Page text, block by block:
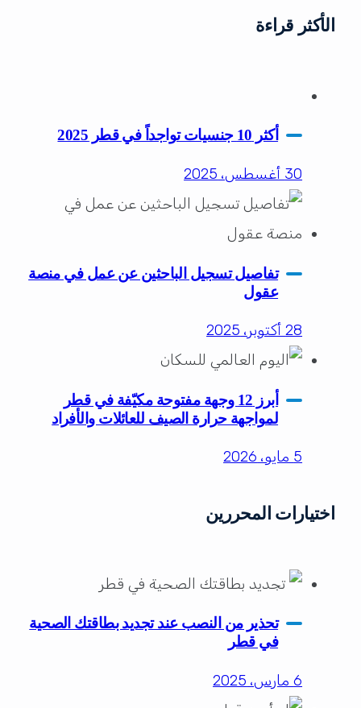
الأكثر قراءة
أكثر 10 جنسيات تواجداً في قطر 2025
30 أغسطس، 2025
تفاصيل تسجيل الباحثين عن عمل في منصة
عقول
28 أكتوبر، 2025
أبرز 12 وجهة مفتوحة مكيّفة في قطر
لمواجهة حرارة الصيف للعائلات والأفراد
5 مايو، 2026
اختيارات المحررين
تحذير من النصب عند تجديد بطاقتك الصحية
في قطر
6 مارس، 2025